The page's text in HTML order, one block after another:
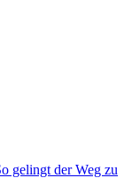
gelingt der Weg zu